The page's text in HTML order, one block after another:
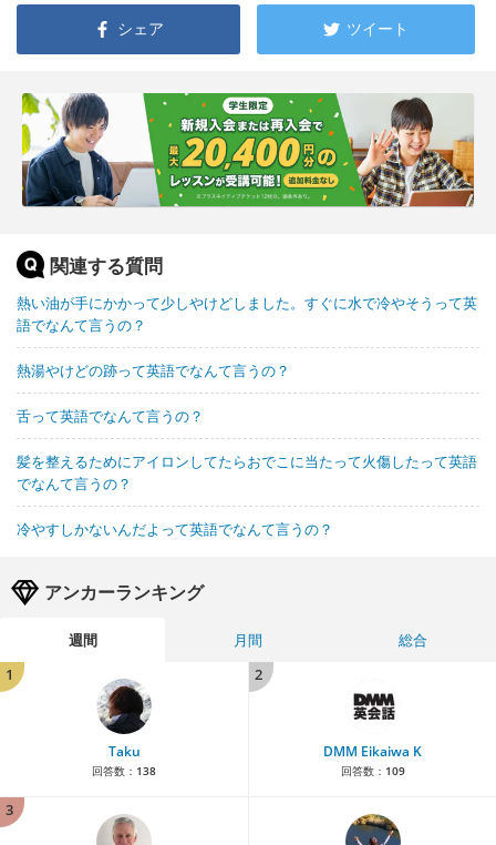
シェア ツイート
関連する質問
熱い油が手にかかって少しやけどしました。すぐに水で冷やそうって英
語でなんて言うの？
熱湯やけどの跡って英語でなんて言うの？
舌って英語でなんて言うの？
髪を整えるためにアイロンしてたらおでこに当たって火傷したって英語
でなんて言うの？
冷やすしかないんだよって英語でなんて言うの？
アンカーランキング
週間 月間
総合
1
Taku
回答数： 138
2
DMM Eikaiwa K
回答数： 109
3